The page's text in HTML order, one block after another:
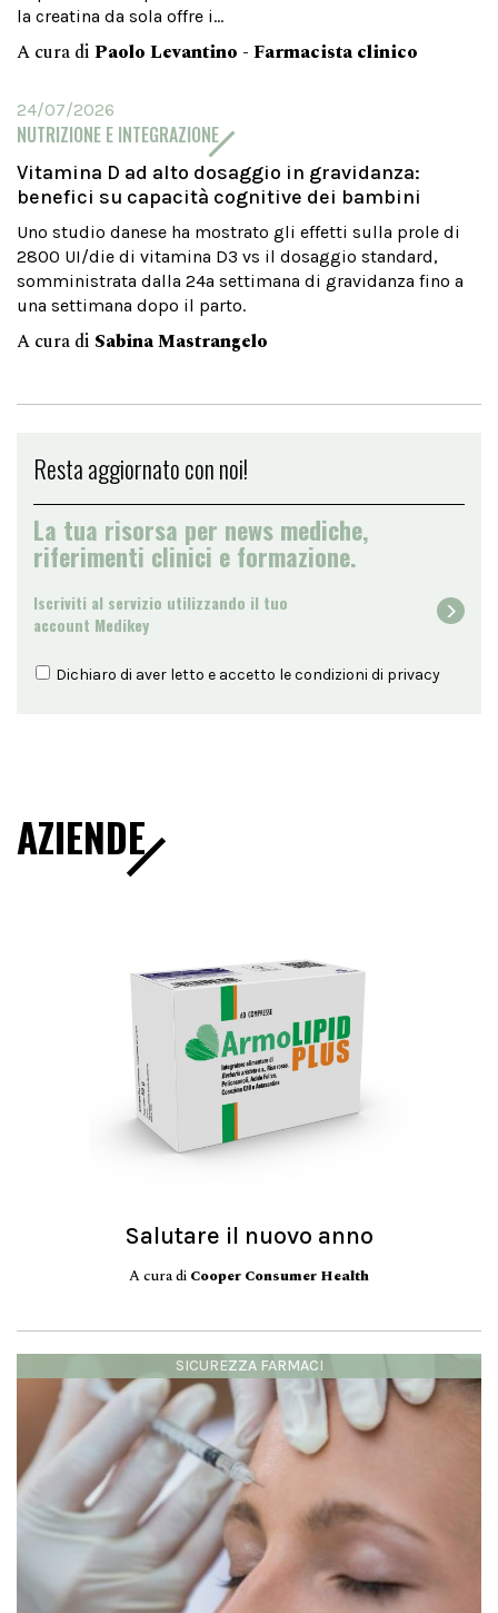
la creatina da sola offre i...
A cura di Paolo Levantino - Farmacista clinico
24/07/2026
NUTRIZIONE E INTEGRAZIONE
Vitamina D ad alto dosaggio in gravidanza:
benefici su capacità cognitive dei bambini
Uno studio danese ha mostrato gli effetti sulla prole di
2800 UI/die di vitamina D3 vs il dosaggio standard,
somministrata dalla 24a settimana di gravidanza fino a
una settimana dopo il parto.
A cura di Sabina Mastrangelo
Resta aggiornato con noi!
La tua risorsa per news mediche,
riferimenti clinici e formazione.
Iscriviti al servizio utilizzando il tuo
account Medikey
Dichiaro di aver letto e accetto le condizioni di privacy
AZIENDE
Salutare il nuovo anno
A cura di Cooper Consumer Health
SICUREZZA FARMACI